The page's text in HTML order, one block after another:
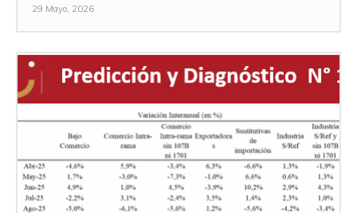
29 Mayo, 2026